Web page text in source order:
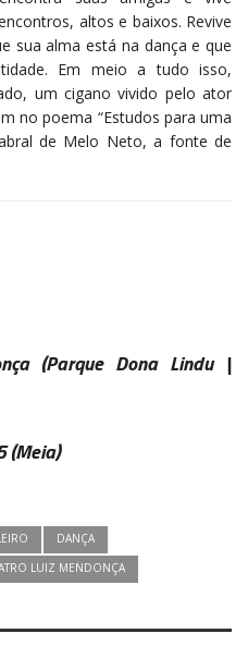
altos e baixos. Revive
sua alma está na dança e que
Em meio a tudo isso,
um cigano vivido pelo ator
no poema “Estudos para uma
de Melo Neto, a fonte de
(Parque Dona Lindu |
(Meia)
DANÇA
LUIZ MENDONÇA